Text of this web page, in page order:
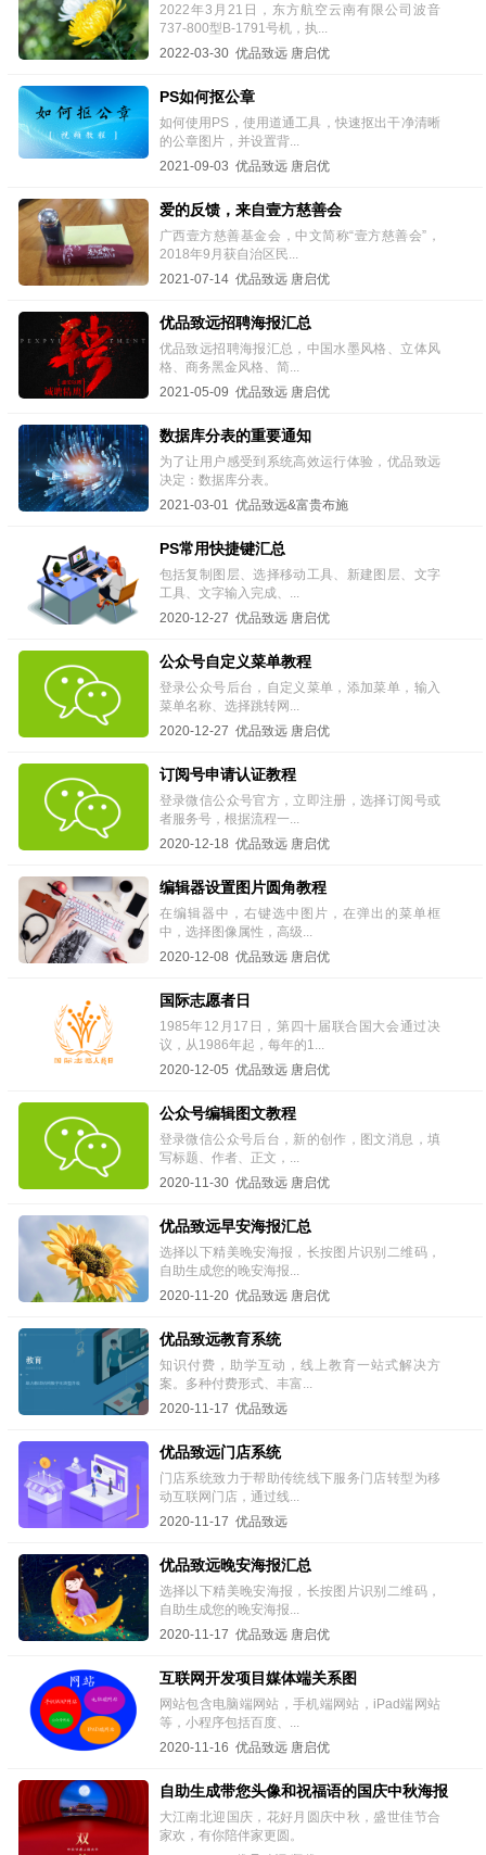
2022年3月21日，东方航空云南有限公司波音
737-800型B-1791号机，执...
2022-03-30 优品致远 唐启优
PS如何抠公章
如何使用PS，使用道通工具，快速抠出干净清晰
的公章图片，并设置背...
2021-09-03 优品致远 唐启优
爱的反馈，来自壹方慈善会
广西壹方慈善基金会，中文简称“壹方慈善会”，
2018年9月获自治区民...
2021-07-14 优品致远 唐启优
优品致远招聘海报汇总
优品致远招聘海报汇总，中国水墨风格、立体风
格、商务黑金风格、简...
2021-05-09 优品致远 唐启优
数据库分表的重要通知
为了让用户感受到系统高效运行体验，优品致远
决定：数据库分表。
2021-03-01 优品致远&富贵布施
PS常用快捷键汇总
包括复制图层、选择移动工具、新建图层、文字
工具、文字输入完成、...
2020-12-27 优品致远 唐启优
公众号自定义菜单教程
登录公众号后台，自定义菜单，添加菜单，输入
菜单名称、选择跳转网...
2020-12-27 优品致远 唐启优
订阅号申请认证教程
登录微信公众号官方，立即注册，选择订阅号或
者服务号，根据流程一...
2020-12-18 优品致远 唐启优
编辑器设置图片圆角教程
在编辑器中，右键选中图片，在弹出的菜单框
中，选择图像属性，高级...
2020-12-08 优品致远 唐启优
国际志愿者日
1985年12月17日，第四十届联合国大会通过决
议，从1986年起，每年的1...
2020-12-05 优品致远 唐启优
公众号编辑图文教程
登录微信公众号后台，新的创作，图文消息，填
写标题、作者、正文，...
2020-11-30 优品致远 唐启优
优品致远早安海报汇总
选择以下精美晚安海报，长按图片识别二维码，
自助生成您的晚安海报...
2020-11-20 优品致远 唐启优
优品致远教育系统
知识付费，助学互动，线上教育一站式解决方
案。多种付费形式、丰富...
2020-11-17 优品致远
优品致远门店系统
门店系统致力于帮助传统线下服务门店转型为移
动互联网门店，通过线...
2020-11-17 优品致远
优品致远晚安海报汇总
选择以下精美晚安海报，长按图片识别二维码，
自助生成您的晚安海报...
2020-11-17 优品致远 唐启优
互联网开发项目媒体端关系图
网站包含电脑端网站，手机端网站，iPad端网站
等，小程序包括百度、...
2020-11-16 优品致远 唐启优
自助生成带您头像和祝福语的国庆中秋海报
大江南北迎国庆，花好月圆庆中秋，盛世佳节合
家欢，有你陪伴家更圆。